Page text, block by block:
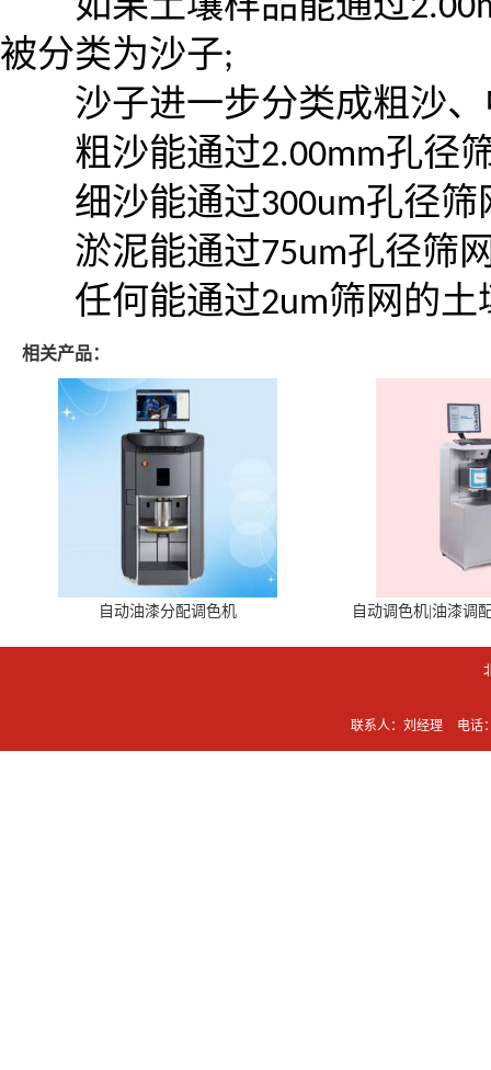
如果土壤样品能通过
被分类为沙子;
沙子进一步分类成粗沙、
粗沙能通过2.00mm孔径
细沙能通过300um孔径筛
淤泥能通过75um孔径筛
任何能通过2um筛网的土
相关产品：
自动油漆分配调色机 自动调色机|油漆调
联系人：刘经理 电话